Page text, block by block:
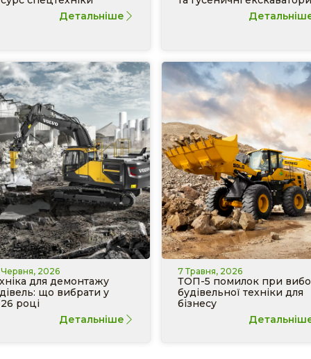
Детальніше
2026
для демонтажу
що вибрати у
році
Детальніше
7 Травня, 2026
ТОП-5 помилок при
будівельної техніки для
бізнесу